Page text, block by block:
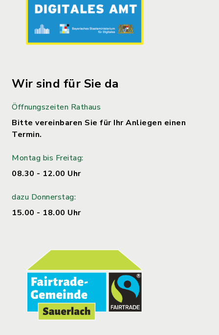
Wir sind für Sie da
Öffnungszeiten Rathaus
Bitte vereinbaren Sie für Ihr Anliegen einen
Termin.
Montag bis Freitag:
08.30 - 12.00 Uhr
dazu Donnerstag:
15.00 - 18.00 Uhr